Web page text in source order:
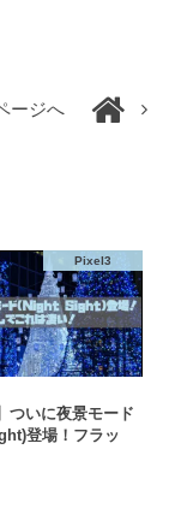
ージへ
Pixel3
ついに夜景モード
登場！フラッ